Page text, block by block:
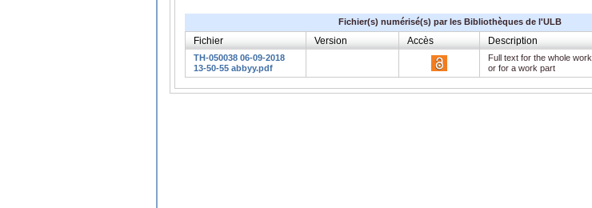
Fichier(s) numérisé(s) par les Bibliothèques de l'ULB
Fichier Version Accès Description
TH-050038 06-09-2018
13-50-55 abbyy.pdf
Full text for the whole work,
or for a work part